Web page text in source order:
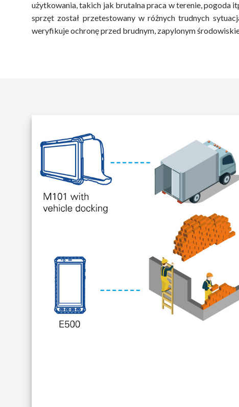
użytkowania, takich jak brutalna praca w terenie, pogoda
sprzęt został przetestowany w różnych trudnych
weryfikuje ochronę przed brudnym, zapylonym